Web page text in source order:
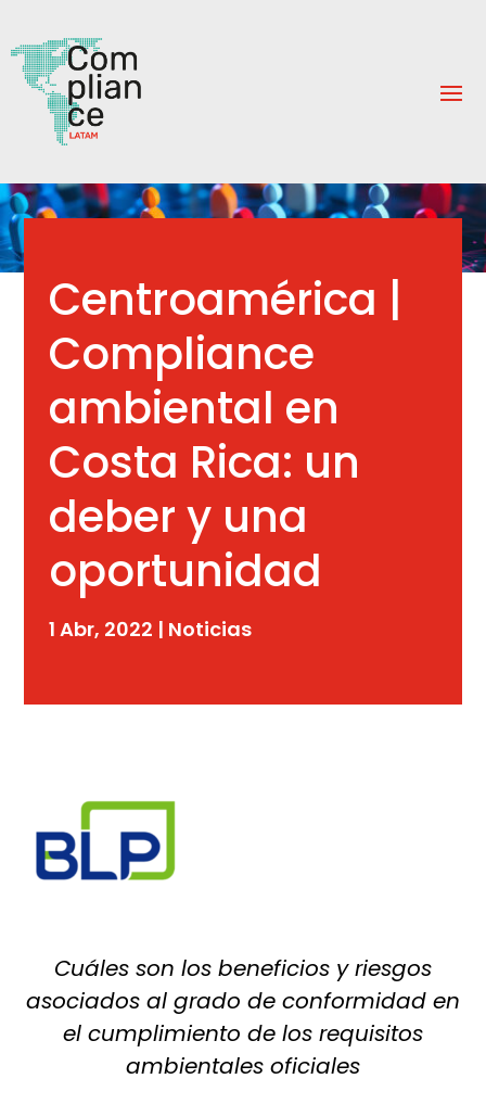
Centroamérica |
Compliance
ambiental en
Costa Rica: un
deber y una
oportunidad
1 Abr, 2022 | Noticias
Cuáles son los beneficios y riesgos
asociados al grado de conformidad en
el cumplimiento de los requisitos
ambientales oficiales